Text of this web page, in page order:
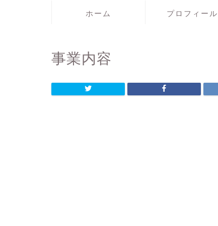
ホーム プロフィール
事業内容